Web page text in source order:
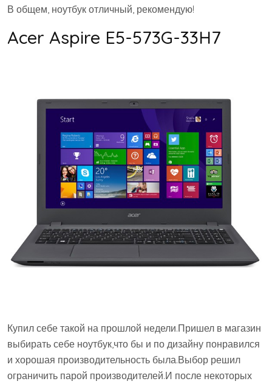
В общем, ноутбук отличный, рекомендую!
Acer Aspire E5-573G-33H7
Купил себе такой на прошлой недели.Пришел в магазин
выбирать себе ноутбук,что бы и по дизайну понравился
и хорошая производительность была.Выбор решил
ограничить парой производителей.И после некоторых